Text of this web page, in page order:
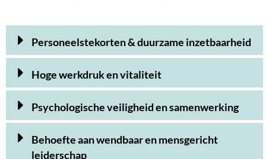
Personeelstekorten & duurzame inzetbaarheid
Hoge werkdruk en vitaliteit
Psychologische veiligheid en samenwerking
Behoefte aan wendbaar en mensgericht
leiderschap